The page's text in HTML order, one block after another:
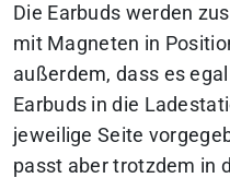
Die Earbuds werden
mit Magneten in
außerdem, dass es
Earbuds in die
jeweilige Seite
passt aber trotzdem in